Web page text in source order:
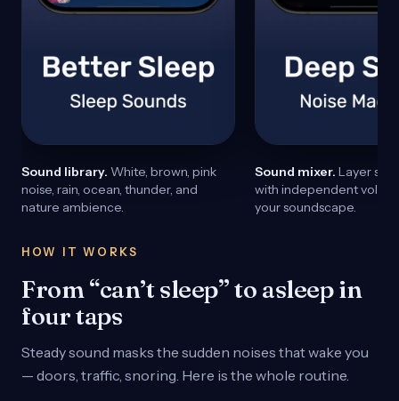
Sound library. White, brown, pink
noise, rain, ocean, thunder, and
nature ambience.
Sound mixer. Layer
with independent
your soundscape.
HOW IT WORKS
From “can’t sleep” to asleep in
four taps
Steady sound masks the sudden noises that wake you
— doors, traffic, snoring. Here is the whole routine.